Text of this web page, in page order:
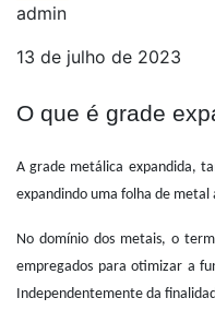
admin
13 de julho de 2023
O que é grade
A grade metálica expandida,
expandindo uma folha de
No domínio dos metais, o
empregados para otimizar a
Independentemente da